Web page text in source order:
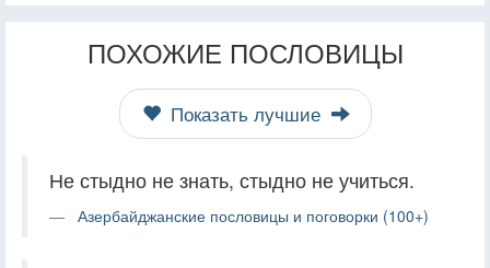
ПОХОЖИЕ ПОСЛОВИЦЫ
Показать лучшие
Не стыдно не знать, стыдно не учиться.
Азербайджанские пословицы и поговорки (100+)